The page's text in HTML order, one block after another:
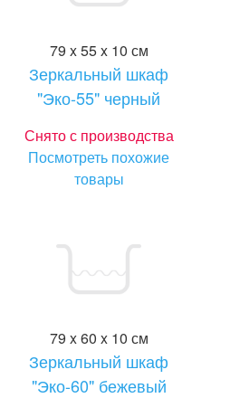
79 x 55 x 10 см
Зеркальный шкаф
"Эко-55" черный
Снято с производства
Посмотреть похожие
товары
79 x 60 x 10 см
Зеркальный шкаф
"Эко-60" бежевый